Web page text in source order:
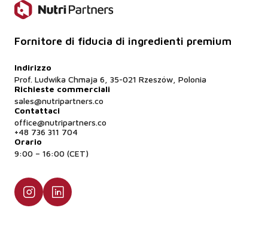
Fornitore di fiducia di ingredienti premium
Indirizzo
Prof. Ludwika Chmaja 6, 35-021 Rzeszów, Polonia
Richieste commerciali
sales@nutripartners.co
Contattaci
office@nutripartners.co
+48 736 311 704
Orario
9:00 – 16:00 (CET)